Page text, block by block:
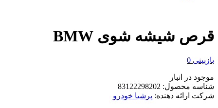
قرص شیشه شوی BMW
بازبینی 0
موجود در انبار
شناسه محصول: 83122298202
شرکت ارائه دهنده: پرشیا خودرو